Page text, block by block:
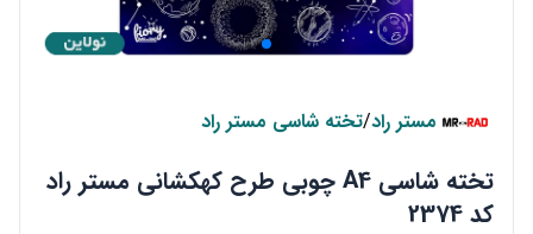
مستر راد/تخته شاسی مستر راد
تخته شاسی A4 چوبی طرح کهکشانی مستر راد
کد 2374